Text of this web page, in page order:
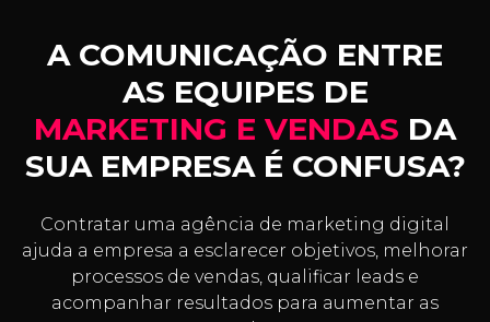
A COMUNICAÇÃO ENTRE
AS EQUIPES DE
MARKETING E VENDAS DA
SUA EMPRESA É CONFUSA?
Contratar uma agência de marketing digital
ajuda a empresa a esclarecer objetivos, melhorar
processos de vendas, qualificar leads e
acompanhar resultados para aumentar as